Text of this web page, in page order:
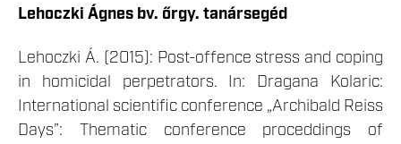
Lehoczki Ágnes bv. őrgy. tanársegéd
Lehoczki Á. (2015): Post-offence stress and coping
in homicidal perpetrators. In: Dragana Kolaric:
International scientific conference „Archibald Reiss
Days”: Thematic conference proceddings of